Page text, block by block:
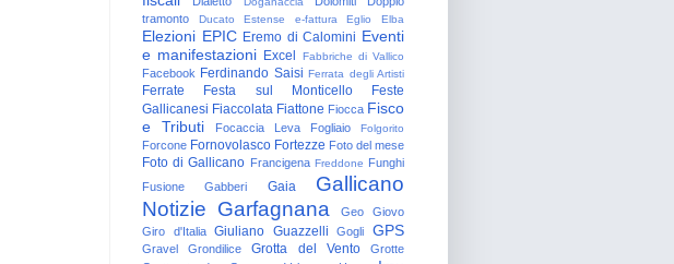
tramonto
Ducato Estense e-fattura Eglio Elba
Elezioni EPIC Eremo di Calomini Eventi
e manifestazioni Excel Fabbriche di Vallico
Facebook Ferdinando Saisi Ferrata degli Artisti
Ferrate Festa sul Monticello
Feste
Gallicanesi Fiaccolata Fiattone Fiocca Fisco
e Tributi
Focaccia Leva Fogliaio Folgorito
Forcone Fornovolasco Fortezze Foto del mese
Foto di Gallicano Francigena Freddone Funghi
Fusione
Gabberi Gaia
Gallicano
Notizie Garfagnana Geo
Giovo
Giro d'Italia
Giuliano Guazzelli Gogli GPS
Gravel Grondilice Grotta del Vento
Grotte